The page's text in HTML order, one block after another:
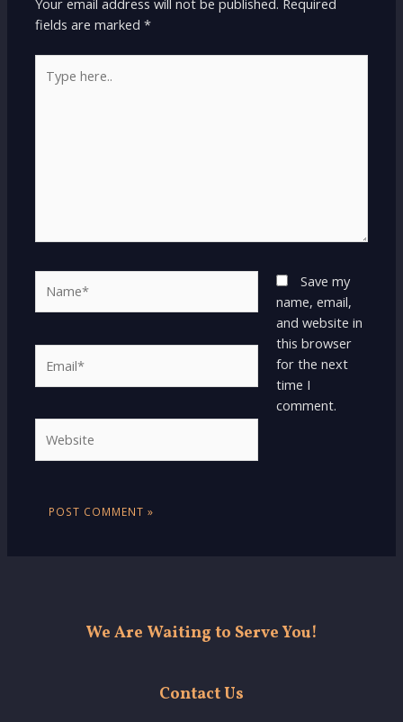
fields are marked*
here..
Save my
name, email,
and website in
this browser
for the next
time I
comment.
We Are Waiting to Serve You!
Contact Us